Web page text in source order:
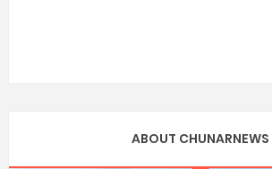
ABOUT CHUNARNEWS